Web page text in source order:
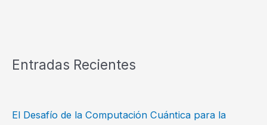
Entradas Recientes
El Desafío de la Computación Cuántica para la